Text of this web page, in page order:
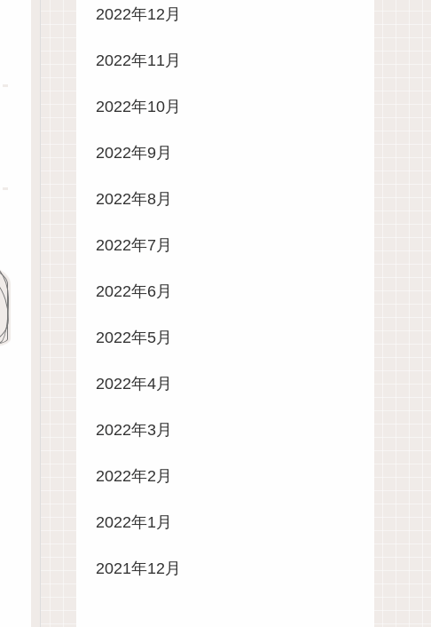
2022年12月
2022年11月
2022年10月
2022年9月
2022年8月
2022年7月
2022年6月
2022年5月
2022年4月
2022年3月
2022年2月
2022年1月
2021年12月